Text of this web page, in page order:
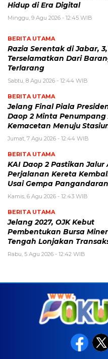
Hidup di Era Digital
Minggu, 9 Agu 2026 - 12:45 WIB
BERITA UTAMA
Razia Serentak di Jabar,
Terselamatkan Dari
Terlarang
Sabtu, 8 Agu 2026 - 12:44 WIB
BERITA UTAMA
Jelang Final Piala
Daop 2 Minta
Kemacetan Menuju
Jumat, 7 Agu 2026 - 12:44 WIB
BERITA UTAMA
KAI Daop 2 Pastikan Jalur
Perjalanan Kereta
Usai Gempa Pangandaran
Kamis, 6 Agu 2026 - 12:43 WIB
BERITA UTAMA
Jelang 2027, OJK Kebut
Pembentukan Bursa
Tengah Lonjakan
Rabu, 5 Agu 2026 - 12:42 WIB